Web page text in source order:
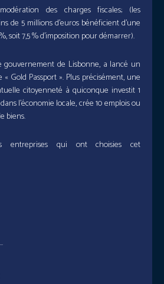
des charges fiscales; (les
de 5 millions d’euros bénéficient d’une
soit 7,5 % d’imposition pour démarrer).
de Lisbonne, a lancé un
Gold Passport ». Plus précisément, une
citoyenneté à quiconque investit 1
l’économie locale, crée 10 emplois ou
biens.
entreprises qui ont choisies cet